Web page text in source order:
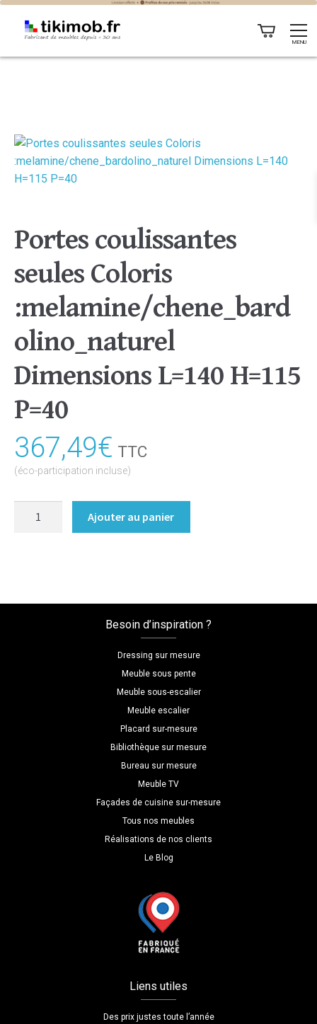
MENU
Portes coulissantes
seules Coloris
:melamine/chene_bard
olino_naturel
Dimensions L=140 H=115
P=40
367,49€ TTC
(éco-participation incluse)
Ajouter au panier
Besoin d’inspiration ?
Dressing sur mesure
Meuble sous pente
Meuble sous-escalier
Meuble escalier
Placard sur-mesure
Bibliothèque sur mesure
Bureau sur mesure
Meuble TV
Façades de cuisine sur-mesure
Tous nos meubles
Réalisations de nos clients
Le Blog
Liens utiles
Des prix justes toute l’année